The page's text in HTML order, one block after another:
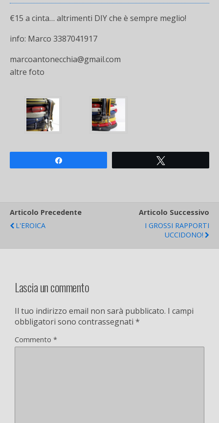
€15 a cinta… altrimenti DIY che è sempre meglio!
info: Marco 3387041917
marcoantonecchia@gmail.com
altre foto
Articolo Precedente
L'EROICA
Articolo Successivo
I GROSSI RAPPORTI
UCCIDONO!
Lascia un commento
Il tuo indirizzo email non sarà pubblicato. I campi
obbligatori sono contrassegnati *
Commento *